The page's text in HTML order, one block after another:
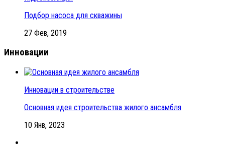
Подбор насоса для скважины
27 Фев, 2019
Инновации
Инновации в строительстве
Основная идея строительства жилого ансамбля
10 Янв, 2023